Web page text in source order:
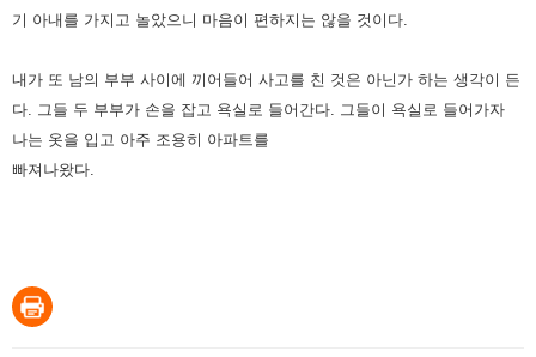
기 아내를 가지고 놀았으니 마음이 편하지는 않을 것이다.
내가 또 남의 부부 사이에 끼어들어 사고를 친 것은 아닌가 하는 생각이 든
다. 그들 두 부부가 손을 잡고 욕실로 들어간다.
그들이 욕실로 들어가자
나는 옷을 입고 아주 조용히 아파트를
빠져나왔다.